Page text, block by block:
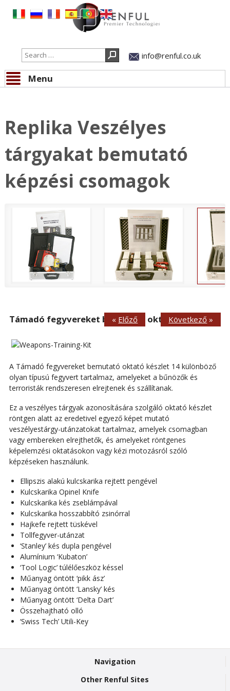
Search info@renful.co.uk
Menu
Replika Veszélyes
tárgyakat bemutató
képzési csomagok
Támadó fegyvereket bemutató oktató készlet
Következő »
« Előző
A Támadó fegyvereket bemutató oktató készlet 14 különböző
olyan típusú fegyvert tartalmaz, amelyeket a bűnözők és
terroristák rendszeresen elrejtenek és szállítanak.
Ez a veszélyes tárgyak azonosítására szolgáló oktató készlet
röntgen alatt az eredetivel egyező képet mutató
veszélyestárgy-utánzatokat tartalmaz, amelyek csomagban
vagy embereken elrejthetők, és amelyeket röntgenes
képelemzési oktatásokon vagy kézi motozásról szóló
képzéseken használunk.
Ellipszis alakú kulcskarika rejtett pengével
Kulcskarika Opinel Knife
Kulcskarika kés zseblámpával
Kulcskarika hosszabbító zsinórral
Hajkefe rejtett tüskével
Tollfegyver-utánzat
‘Stanley’ kés dupla pengével
Alumínium ‘Kubaton’
‘Tool Logic’ túlélőeszköz késsel
Műanyag öntött ‘pikk ász’
Műanyag öntött ‘Lansky’ kés
Műanyag öntött ‘Delta Dart’
Összehajtható olló
‘Swiss Tech’ Utili-Key
Navigation
Other Renful Sites